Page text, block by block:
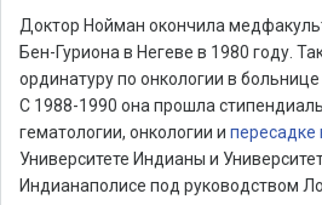
Доктор Нойман окончила
Бен-Гуриона в Негеве в 1980 году.
ординатуру по онкологии в
С 1988-1990 она прошла
гематологии, онкологии и пересадке
Университете Индианы и
Индианаполисе под руководством